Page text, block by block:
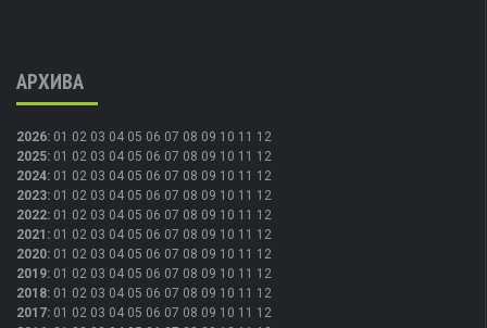
АРХИВА
2026: 01 02 03 04 05 06 07 08 09 10 11 12
2025: 01 02 03 04 05 06 07 08 09 10 11 12
2024: 01 02 03 04 05 06 07 08 09 10 11 12
2023: 01 02 03 04 05 06 07 08 09 10 11 12
2022: 01 02 03 04 05 06 07 08 09 10 11 12
2021 : 01 02 03 04 05 06 07 08 09 10 11 12
2020: 01 02 03 04 05 06 07 08 09 10 11 12
2019: 01 02 03 04 05 06 07 08 09 10 11 12
2018: 01 02 03 04 05 06 07 08 09 10 11 12
2017: 01 02 03 04 05 06 07 08 09 10 11 12